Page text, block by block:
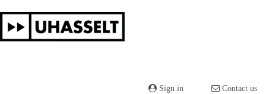
navigation
Sign in Contact us